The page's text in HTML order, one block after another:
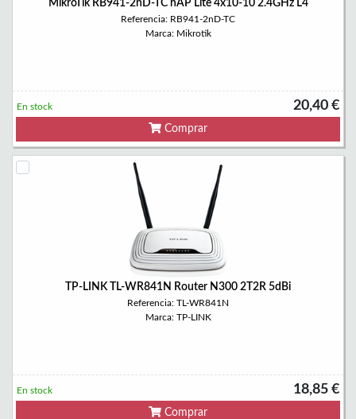
MikroTik RB941-2nD-TC hAP Lite 4x10-10 2.4GHz L4
Referencia: RB941-2nD-TC
Marca: Mikrotik
20,40 €
En stock
Comprar
TP-LINK TL-WR841N Router N300 2T2R 5dBi
Referencia: TL-WR841N
Marca: TP-LINK
18,85 €
En stock
Comprar